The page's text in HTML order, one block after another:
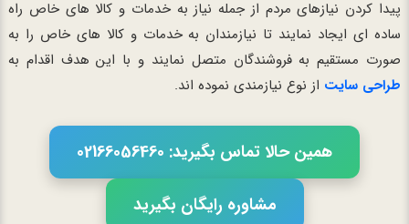
پیدا کردن نیازهای مردم از جمله نیاز به خدمات و کالا های خاص راه
ساده ای ایجاد نمایند تا نیازمندان به خدمات و کالا های خاص را به
صورت مستقیم به فروشندگان متصل نمایند و با این هدف اقدام به
طراحی سایت از نوع نیازمندی نموده اند.
همین حالا تماس بگیرید: 02166056460
مشاوره رایگان بگیرید